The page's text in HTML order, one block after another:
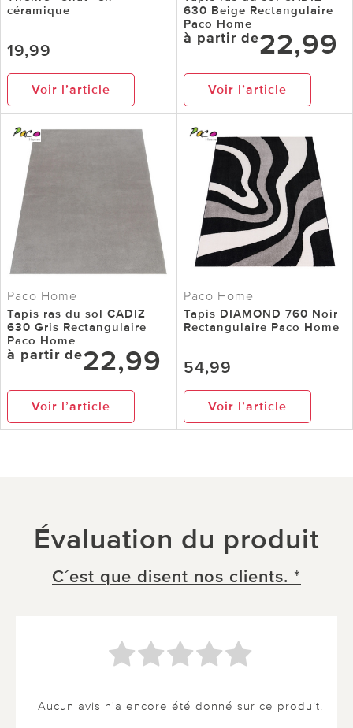
céramique
19,99
Voir l’article
630 Beige Rectangulaire
Paco Home
à partir de22,99
Voir l’article
Paco Home
Tapis ras du sol CADIZ
630 Gris Rectangulaire
Paco Home
à partir de22,99
Voir l’article
Paco Home
Tapis DIAMOND 760 Noir
Rectangulaire Paco Home
54,99
Voir l’article
Évaluation du produit
C´est que disent nos clients. *
Aucun avis n'a encore été donné sur ce produit.